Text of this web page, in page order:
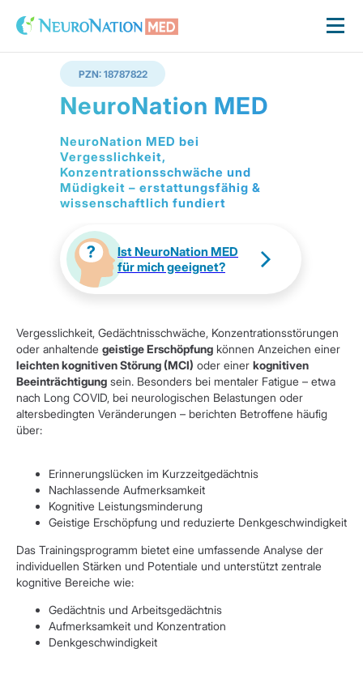
NeuroNation MED bei
Vergesslichkeit,
Konzentrationsschwäche und
Müdigkeit – erstattungsfähig &
wissenschaftlich fundiert
NeuroNation MED
PZN: 18787822
Ist NeuroNation MED
für mich geeignet?
Vergesslichkeit, Gedächtnisschwäche, Konzentrationsstörungen
oder anhaltende geistige Erschöpfung können Anzeichen einer
leichten kognitiven Störung (MCI) oder einer kognitiven
Beeinträchtigung sein. Besonders bei mentaler Fatigue – etwa
nach Long COVID, bei neurologischen Belastungen oder
altersbedingten Veränderungen – berichten Betroffene häufig
über:
Erinnerungslücken im Kurzzeitgedächtnis
Nachlassende Aufmerksamkeit
Kognitive Leistungsminderung
Geistige Erschöpfung und reduzierte Denkgeschwindigkeit
Das Trainingsprogramm bietet eine umfassende Analyse der
individuellen Stärken und Potentiale und unterstützt zentrale
kognitive Bereiche wie:
Gedächtnis und Arbeitsgedächtnis
Aufmerksamkeit und Konzentration
Denkgeschwindigkeit